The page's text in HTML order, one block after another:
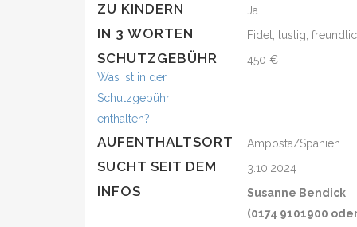
ZU KINDERN Ja
IN 3 WORTEN Fidel, lustig,
SCHUTZGEBÜHR
Was ist in der
Schutzgebühr
enthalten?
450 €
AUFENTHALTSORT Amposta/Spanien
SUCHT SEIT DEM 3.10.2024
INFOS
Susanne Bendick
(0174 9101900